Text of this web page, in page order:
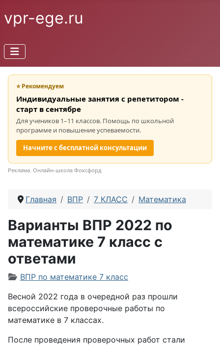
vpr-ege.ru
⭐ Рекомендуем
Индивидуальные занятия с репетитором -
старт в сентябре
Для учеников 1–11 классов. Помощь по школьной
программе и повышение успеваемости.
Начните с бесплатной консультации
Реклама. Онлайн-школа Фоксфорд
Главная ВПР 7 КЛАСС Математика
Варианты ВПР 2022 по
математике 7 класс с
ответами
Информация о материале
ВПР по математике 7 класс
Весной 2022 года в очередной раз прошли
всероссийские проверочные работы по
математике в 7 классах.
После проведения проверочных работ стали